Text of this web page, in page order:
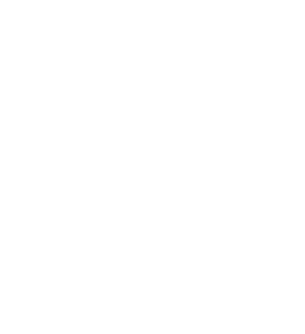
dapat voucher Rp165.000